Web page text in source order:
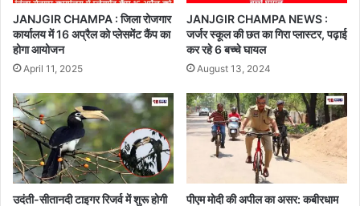
JANJGIR CHAMPA : जिला रोजगार
कार्यालय में 16 अप्रैल को प्लेसमेंट कैंप का
होगा आयोजन
April 11, 2025
JANJGIR CHAMPA NEWS :
जर्जर स्कूल की छत का गिरा प्लास्टर, पढ़ाई
कर रहे 6 बच्चे घायल
August 13, 2024
उदंती-सीतानदी टाइगर रिजर्व में शुरू होगी
पीएम मोदी की अपील का असर: कबीरधाम